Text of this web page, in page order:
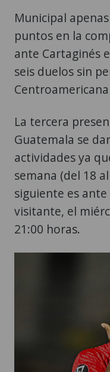
Municipal
puntos en la
ante Cartaginés
seis duelos sin
Centroamericana
La tercera
Guatemala se
actividades ya
semana (del 18
siguiente es ante
visitante, el
21:00 horas.